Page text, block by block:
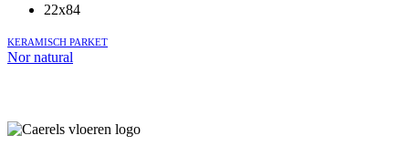
22x84
KERAMISCH PARKET
Nor natural